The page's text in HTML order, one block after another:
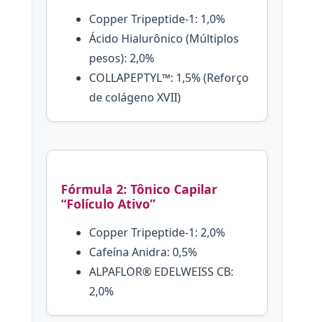
Copper Tripeptide-1: 1,0%
Ácido Hialurônico (Múltiplos
pesos): 2,0%
COLLAPEPTYL™: 1,5% (Reforço
de colágeno XVII)
Fórmula 2: Tônico Capilar
“Folículo Ativo”
Copper Tripeptide-1: 2,0%
Cafeína Anidra: 0,5%
ALPAFLOR® EDELWEISS CB:
2,0%